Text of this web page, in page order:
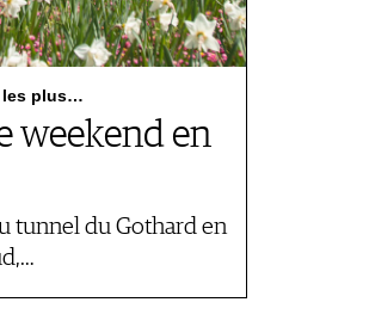
les plus…
weekend en
tunnel du Gothard en